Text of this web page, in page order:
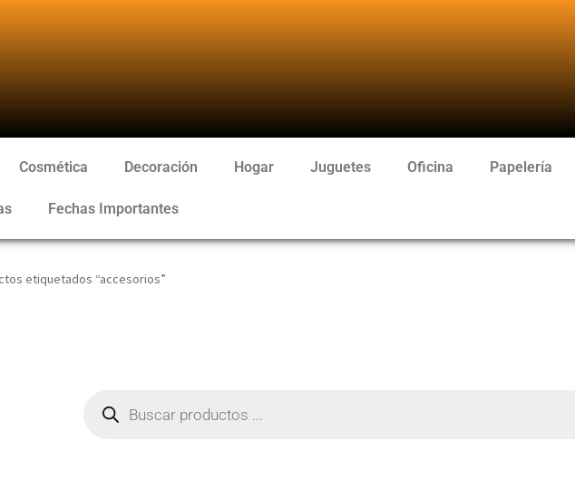
Cosmética Decoración Hogar Juguetes Oficina Papelería
Fechas Importantes
etiquetados “accesorios”